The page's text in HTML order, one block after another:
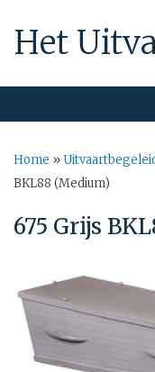
Het
Home »
BKL88 (Medium)
675 Grijs